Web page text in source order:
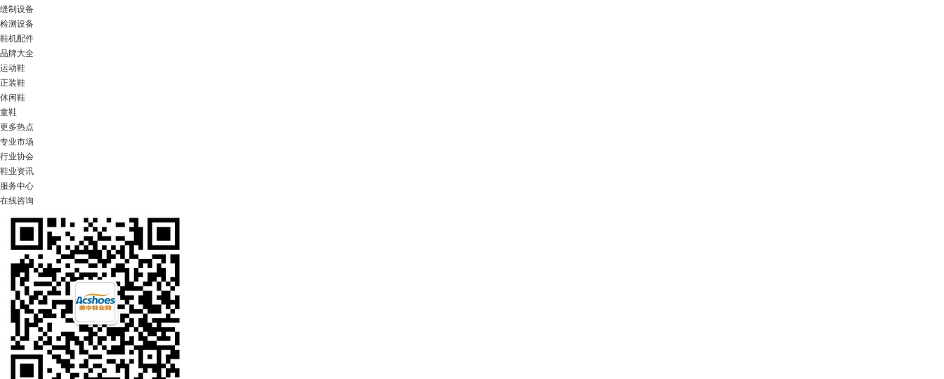
缝制设备
检测设备
鞋机配件
品牌大全
运动鞋
正装鞋
休闲鞋
童鞋
更多热点
专业市场
行业协会
鞋业资讯
服务中心
在线咨询